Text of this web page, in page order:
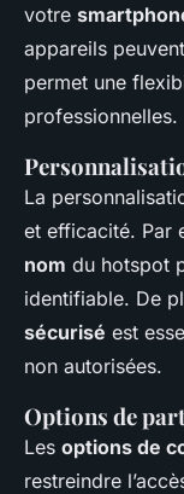
votre
appareils
permet une
professionnelles.
La
et efficacité. Par
nom du hotspot
identifiable. De
sécurisé est
non autorisées.
Options de
Les options de
restreindre